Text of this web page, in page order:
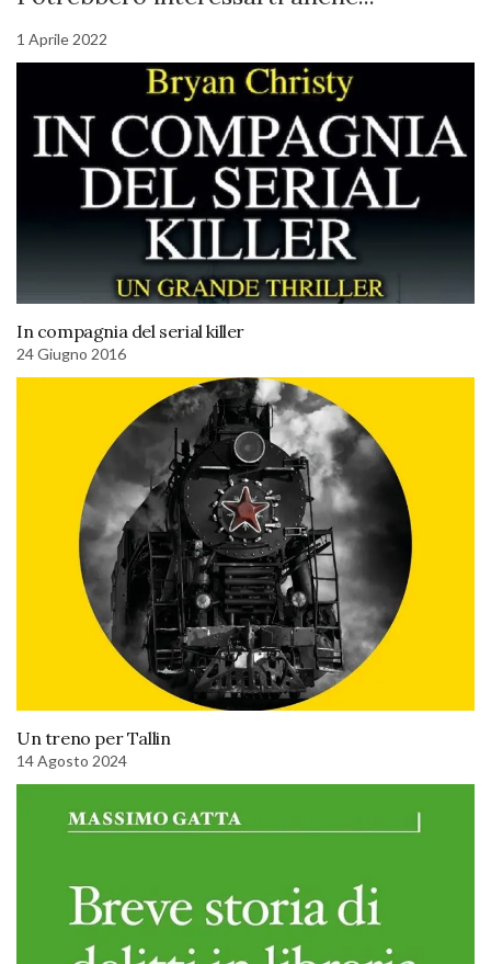
1 Aprile 2022
In compagnia del serial killer
24 Giugno 2016
Un treno per Tallin
14 Agosto 2024